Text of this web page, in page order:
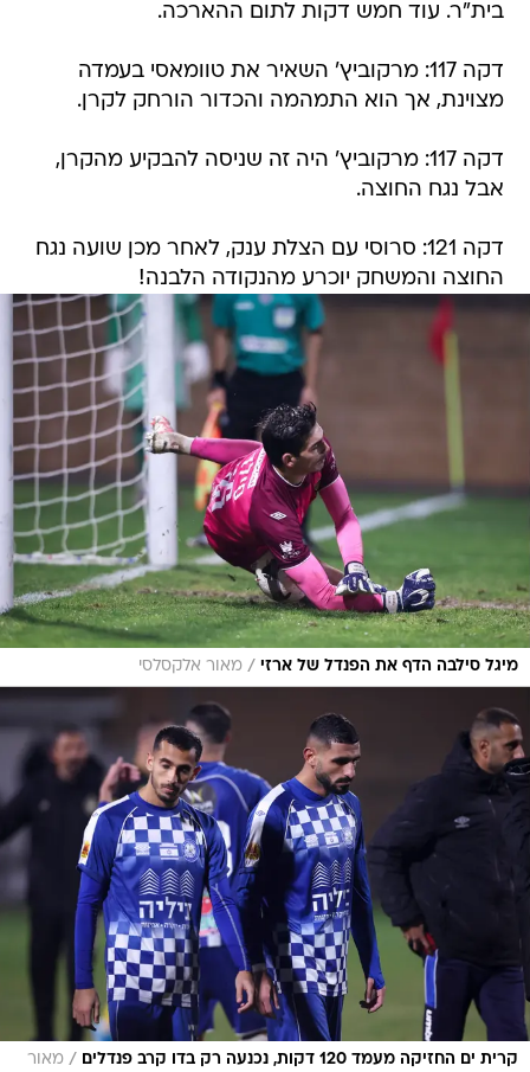
בית"ר. עוד חמש דקות לתום ההארכה.
דקה 117: מרקוביץ' השאיר את טוומאסי בעמדה
מצוינת, אך הוא התמהמה והכדור הורחק לקרן.
דקה 117: מרקוביץ' היה זה שניסה להבקיע מהקרן,
אבל נגח החוצה.
דקה 121: סרוסי עם הצלת ענק, לאחר מכן שועה נגח
החוצה והמשחק יוכרע מהנקודה הלבנה!
מיגל סילבה הדף את הפנדל של ארזי / מאור אלקסלסי
קרית ים החזיקה מעמד 120 דקות, נכנעה רק בדו קרב פנדלים / מאור